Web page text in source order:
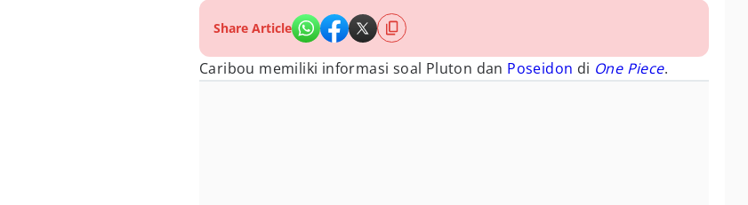
Share Article
Caribou memiliki informasi soal Pluton dan Poseidon di One Piece.